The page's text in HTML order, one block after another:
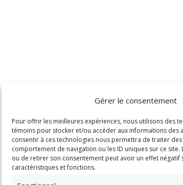
Gérer le consentement
Pour offrir les meilleures expériences, nous utilisons des
témoins pour stocker et/ou accéder aux informations des
consentir à ces technologies nous permettra de traiter
comportement de navigation ou les ID uniques sur ce site.
ou de retirer son consentement peut avoir un effet négatif
caractéristiques et fonctions.